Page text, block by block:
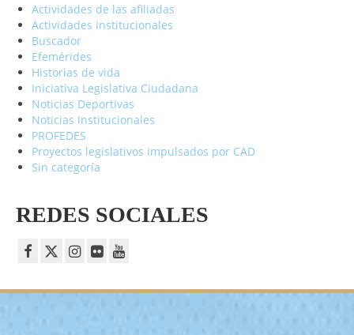
Actividades de las afiliadas
Actividades institucionales
Buscador
Efemérides
Historias de vida
Iniciativa Legislativa Ciudadana
Noticias Deportivas
Noticias Institucionales
PROFEDES
Proyectos legislativos impulsados por CAD
Sin categoría
REDES SOCIALES